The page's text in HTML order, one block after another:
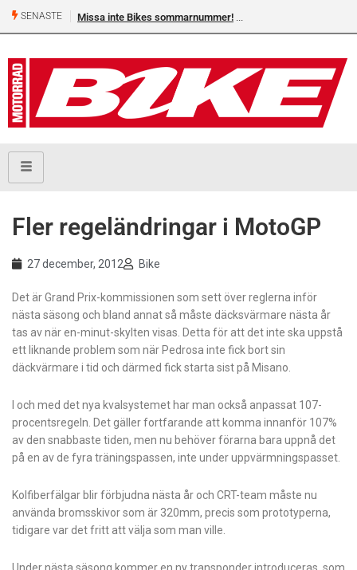
SENASTE Missa inte Bikes sommarnummer!
Fler regeländringar i MotoGP
27 december, 2012 Bike
Det är Grand Prix-kommissionen som sett över reglerna inför
nästa säsong och bland annat så måste däcksvärmare nästa år
tas av när en-minut-skylten visas. Detta för att det inte ska uppstå
ett liknande problem som när Pedrosa inte fick bort sin
däckvärmare i tid och därmed fick starta sist på Misano.
I och med det nya kvalsystemet har man också anpassat 107-
procentsregeln. Det gäller fortfarande att komma innanför 107%
av den snabbaste tiden, men nu behöver förarna bara uppnå det
på en av de fyra träningspassen, inte under uppvärmningspasset.
Kolfiberfälgar blir förbjudna nästa år och CRT-team måste nu
använda bromsskivor som är 320mm, precis som prototyperna,
tidigare var det fritt att välja som man ville.